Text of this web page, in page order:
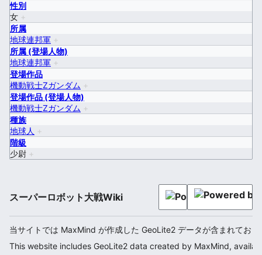
性別
女 +
所属
地球連邦軍 +
所属 (登場人物)
地球連邦軍 +
登場作品
機動戦士Ζガンダム +
登場作品 (登場人物)
機動戦士Ζガンダム +
種族
地球人
+
階級
少尉 +
スーパーロボット大戦Wiki
当サイトでは MaxMind が作成した GeoLite2 データが含まれてお
This website includes GeoLite2 data created by MaxMind,